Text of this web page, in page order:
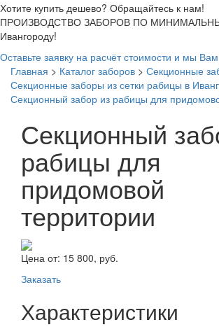
Хотите купить дешево? Обращайтесь к нам!
ПРОИЗВОДСТВО ЗАБОРОВ ПО
Ивангороду!
Оставьте заявку на расчёт стоимости и мы
Главная > Каталог заборов > Секционные
Секционные заборы из сетки рабицы в
Секционный забор из рабицы для
Секционный
рабицы для
придомовой
территории
Цена от: 15 800, руб.
Заказать
Характеристики